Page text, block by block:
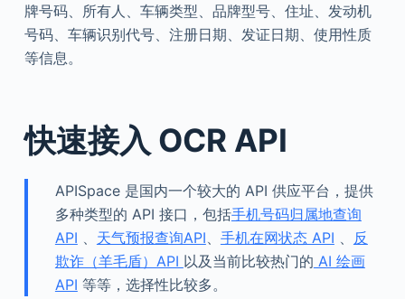
牌号码、所有人、车辆类型、品牌型号、住址、发动机
号码、车辆识别代号、注册日期、发证日期、使用性质
等信息。
快速接入 OCR API
APISpace 是国内一个较大的 API 供应平台，提供
多种类型的 API 接口，包括手机号码归属地查询
API 、 天气预报查询API、 手机在网状态 API 、 反
欺诈（羊毛盾）API 以及当前比较热门的 AI 绘画
API 等等，选择性比较多。